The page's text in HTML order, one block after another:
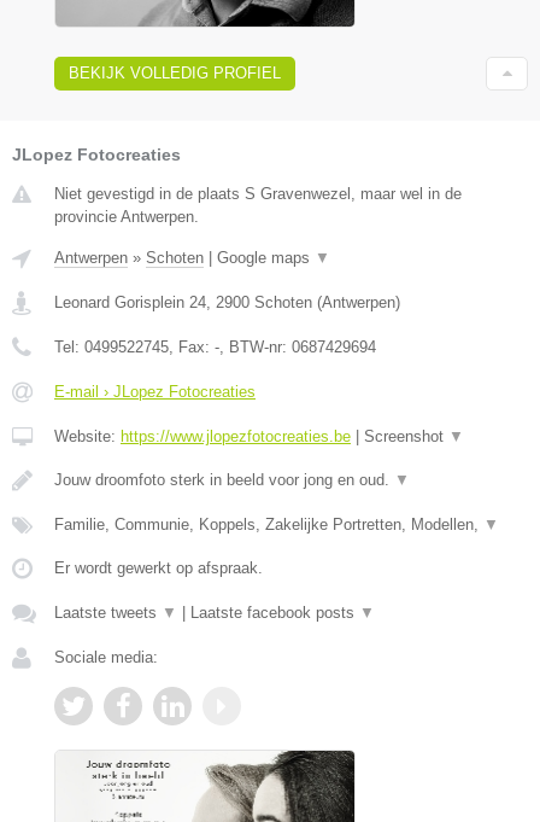
BEKIJK VOLLEDIG PROFIEL
JLopez Fotocreaties
Niet gevestigd in de plaats S Gravenwezel, maar wel in de
provincie Antwerpen.
Antwerpen » Schoten Google maps ▼
Leonard Gorisplein 24, 2900 Schoten (Antwerpen)
Tel: 0499522745, Fax: -, BTW-nr: 0687429694
E-mail › JLopez Fotocreaties
Website: https://www.jlopezfotocreaties.be Screenshot ▼
Jouw droomfoto sterk in beeld voor jong en oud. ▼
Familie, Communie, Koppels, Zakelijke Portretten, Modellen, ▼
Er wordt gewerkt op afspraak.
Laatste tweets ▼ Laatste facebook posts ▼
Sociale media: